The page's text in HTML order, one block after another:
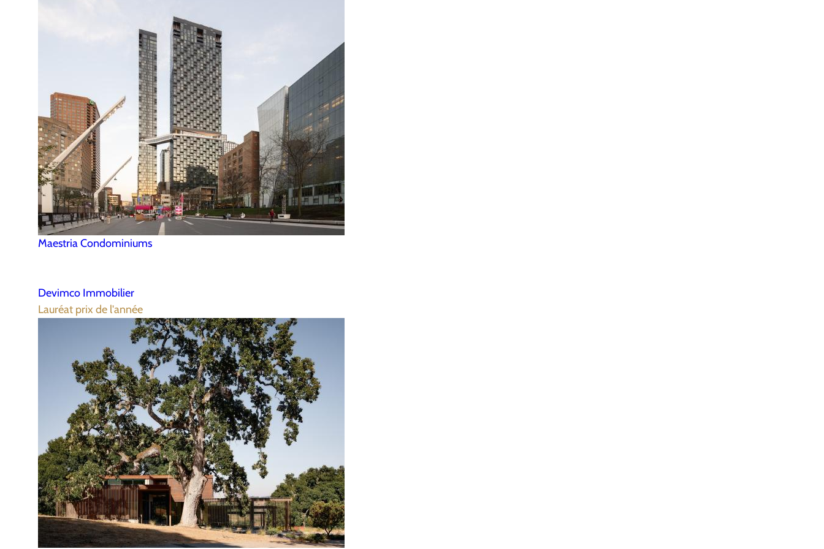
Maestria Condominiums
Devimco Immobilier
Lauréat prix de l'année